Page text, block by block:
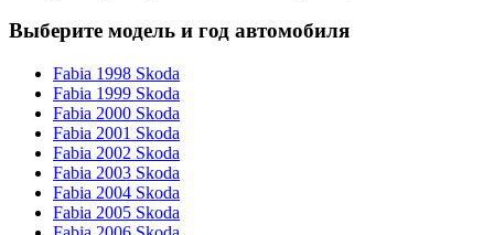
Выберите модель и год автомобиля
Fabia 1998 Skoda
Fabia 1999 Skoda
Fabia 2000 Skoda
Fabia 2001 Skoda
Fabia 2002 Skoda
Fabia 2003 Skoda
Fabia 2004 Skoda
Fabia 2005 Skoda